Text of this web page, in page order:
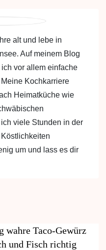
alt und lebe in
Auf meinem Blog
vor allem einfache
Kochkarriere
Heimatküche wie
viele Stunden in der
um und lass es dir
wahre Taco-Gewürz
und Fisch richtig